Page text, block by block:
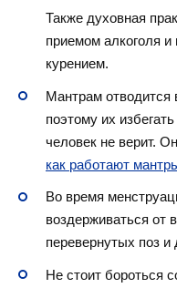
Также духовная
приемом алкоголя и
курением.
Мантрам отводится
поэтому их
человек не верит.
как работают
Во время
воздерживаться от
перевернутых поз
Не стоит бороться